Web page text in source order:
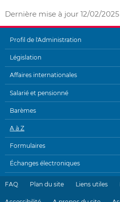
Dernière mise à jour 12/02/2025
MENU
DE
NAVIGATION
Profil de l'Administration
Législation
Affaires internationales
Salarié et pensionné
Barèmes
A à Z
Formulaires
Échanges électroniques
FAQ Plan du site Liens utiles